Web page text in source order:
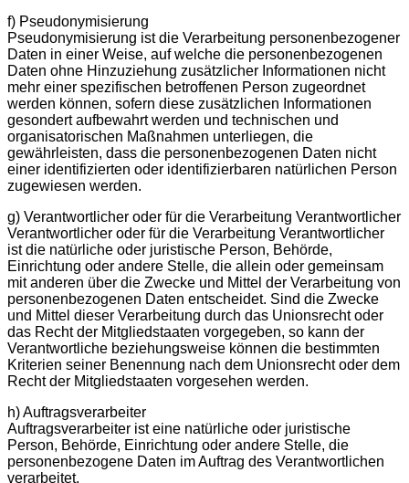
f) Pseudonymisierung
Pseudonymisierung ist die Verarbeitung personenbezogener
Daten in einer Weise, auf welche die personenbezogenen
Daten ohne Hinzuziehung zusätzlicher Informationen nicht
mehr einer spezifischen betroffenen Person zugeordnet
werden können, sofern diese zusätzlichen Informationen
gesondert aufbewahrt werden und technischen und
organisatorischen Maßnahmen unterliegen, die
gewährleisten, dass die personenbezogenen Daten nicht
einer identifizierten oder identifizierbaren natürlichen Person
zugewiesen werden.
g) Verantwortlicher oder für die Verarbeitung Verantwortlicher
Verantwortlicher oder für die Verarbeitung Verantwortlicher
ist die natürliche oder juristische Person, Behörde,
Einrichtung oder andere Stelle, die allein oder gemeinsam
mit anderen über die Zwecke und Mittel der Verarbeitung von
personenbezogenen Daten entscheidet. Sind die Zwecke
und Mittel dieser Verarbeitung durch das Unionsrecht oder
das Recht der Mitgliedstaaten vorgegeben, so kann der
Verantwortliche beziehungsweise können die bestimmten
Kriterien seiner Benennung nach dem Unionsrecht oder dem
Recht der Mitgliedstaaten vorgesehen werden.
h) Auftragsverarbeiter
Auftragsverarbeiter ist eine natürliche oder juristische
Person, Behörde, Einrichtung oder andere Stelle, die
personenbezogene Daten im Auftrag des Verantwortlichen
verarbeitet.